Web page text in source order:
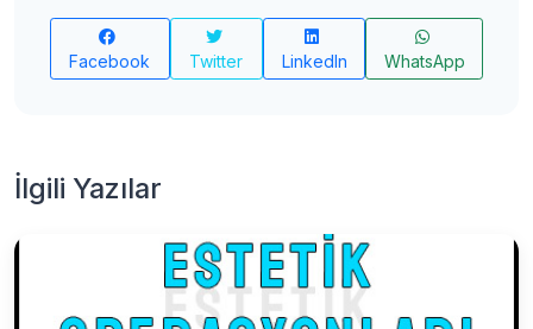
Facebook Twitter LinkedIn WhatsApp
İlgili Yazılar